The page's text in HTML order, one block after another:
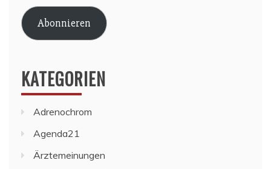
Adresse
Abonnieren
KATEGORIEN
Adrenochrom
Agenda21
Ärztemeinungen